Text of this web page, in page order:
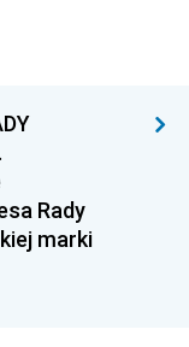
Rady
marki